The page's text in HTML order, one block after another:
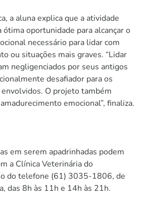
a aluna explica que a atividade
oportunidade para alcançar o
necessário para lidar com
ou situações mais graves. “Lidar
negligenciados por seus antigos
desafiador para os
O projeto também
emocional”, finaliza.
em serem apadrinhadas podem
a Clínica Veterinária do
do telefone (61) 3035-1806, de
das 8h às 11h e 14h às 21h.